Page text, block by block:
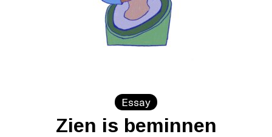
Essay
Zien is beminnen